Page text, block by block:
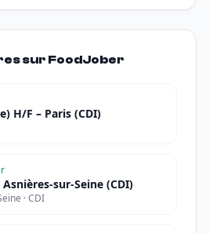
sur FoodJober
H/F – Paris (CDI)
sur-Seine (CDI)
· CDI